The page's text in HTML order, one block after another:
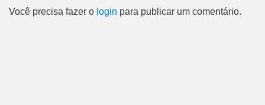
Você precisa fazer o login para publicar um comentário.